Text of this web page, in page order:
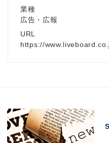
業種
広告・広報
URL
https://